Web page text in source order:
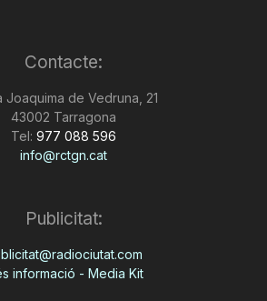
Contacte:
Joaquima de Vedruna, 21
43002 Tarragona
Tel: 977 088 596
info@rctgn.cat
Publicitat:
informació - Media Kit